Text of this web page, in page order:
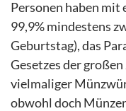
Personen haben
99,9% mindestens
Geburtstag), das
Gesetzes der
vielmaliger
obwohl doch